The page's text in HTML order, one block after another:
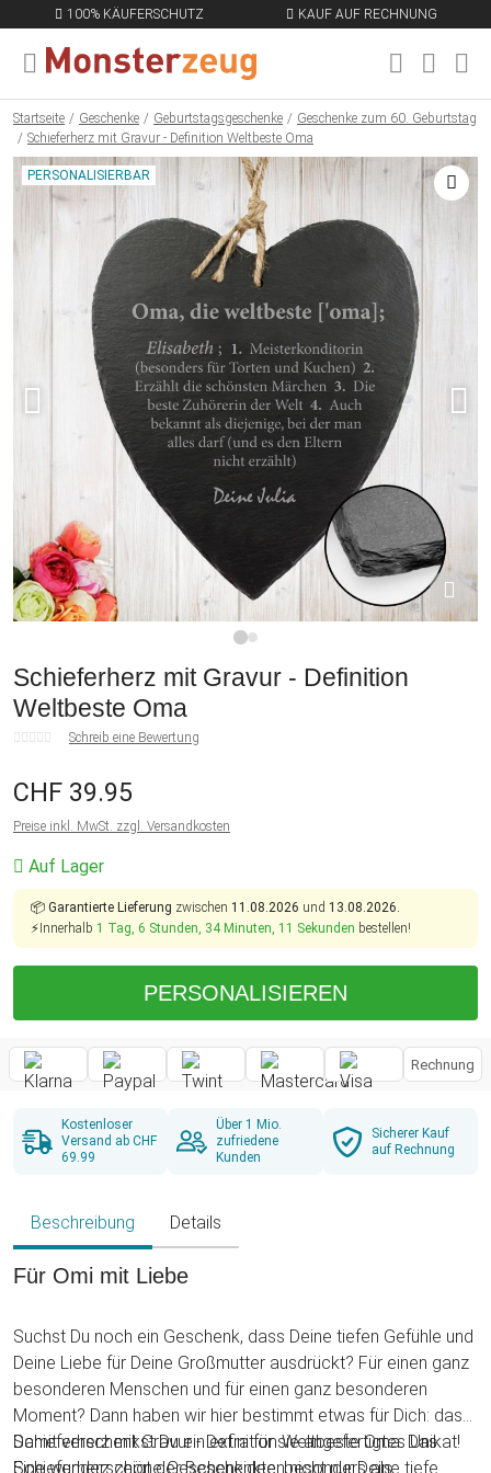
100% KÄUFERSCHUTZ KAUF AUF RECHNUNG
MENÜ SCHLIESSEN
Startseite Geschenke Geburtstagsgeschenke
Geschenke zum 60. Geburtstag
Schieferherz mit Gravur - Definition Weltbeste Oma
PERSONALISIERBAR
Schieferherz mit Gravur - Definition
Weltbeste Oma
Schreib eine Bewertung
CHF 39.95
Preise inkl. MwSt. zzgl. Versandkosten
Auf Lager
📦 Garantierte Lieferung zwischen 11.08.2026 und 13.08.2026.
⚡Innerhalb 1 Tag, 6 Stunden, 34 Minuten, 11 Sekunden bestellen!
PERSONALISIEREN
Rechnung
Kostenloser
Versand ab CHF
69.99
Über 1 Mio.
zufriedene
Kunden
Sicherer Kauf
auf Rechnung
Beschreibung Details
Für Omi mit Liebe
Suchst Du noch ein Geschenk, dass Deine tiefen Gefühle und
Deine Liebe für Deine Großmutter ausdrückt? Für einen ganz
besonderen Menschen und für einen ganz besonderen
Moment? Dann haben wir hier bestimmt etwas für Dich: das
Schieferherz mit Gravur - Definition Weltbeste Oma. Das
Schieferherz zeigt der Beschenkten nicht nur Deine tiefe
Damit verschenkst Du ein extra für sie angefertigtes Unikat!
Eine wunderschöne Geschenkidee, besonders als